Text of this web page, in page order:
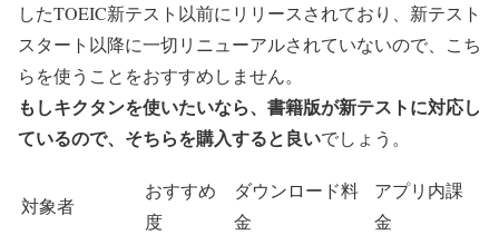
したTOEIC新テスト以前にリリースされており、 新テスト
スタート以降に一切リニューアルされていないので、こち
らを使うことをおすすめしません。
もしキクタンを使いたいなら、書籍版が新テストに対応し
ているので、そちらを購入すると良いでしょう。
対象者
おすすめ
度
ダウンロード料
金
アプリ内課
金